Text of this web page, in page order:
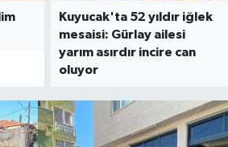
Kuyucak'ta 52 yıldır iğlek
mesaisi: Gürlay ailesi
yarım asırdır incire can
oluyor